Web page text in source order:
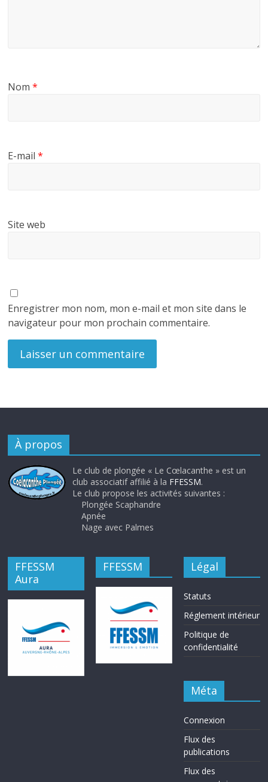
Nom*
E-mail*
Site web
Enregistrer mon nom, mon e-mail et mon site dans le
navigateur pour mon prochain commentaire.
À propos
Le club de plongée « Le Cœlacanthe » est un
club associatif affilié à la FFESSM.
Le club propose les activités suivantes :
Plongée Scaphandre
Apnée
Nage avec Palmes
FFESSM
Aura
FFESSM Légal
Statuts
Réglement intérieur
Politique de
confidentialité
Méta
Connexion
Flux des
publications
Flux des